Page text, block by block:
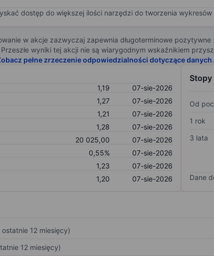
dostęp do większej ilości narzędzi do tworzenia wykresów
w akcje zazwyczaj zapewnia długoterminowe
wyniki tej akcji nie są wiarygodnym wskaźnikiem
pełne zrzeczenie odpowiedzialności dotyczące danych.
1,19
07-sie-2026
1,27
07-sie-2026
1,21
07-sie-2026
1,28
07-sie-2026
20 025,00
07-sie-2026
0,55%
07-sie-2026
1,23
07-sie-2026
1,20 07-sie-2026
Od
1 rok
3 lata
Dane
12 miesięcy)
12 miesięcy)